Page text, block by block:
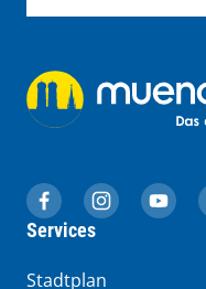
muenchen.de auf
muenchen.de
Services
Stadtplan